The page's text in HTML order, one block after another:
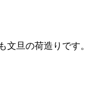
旦の荷造りです。